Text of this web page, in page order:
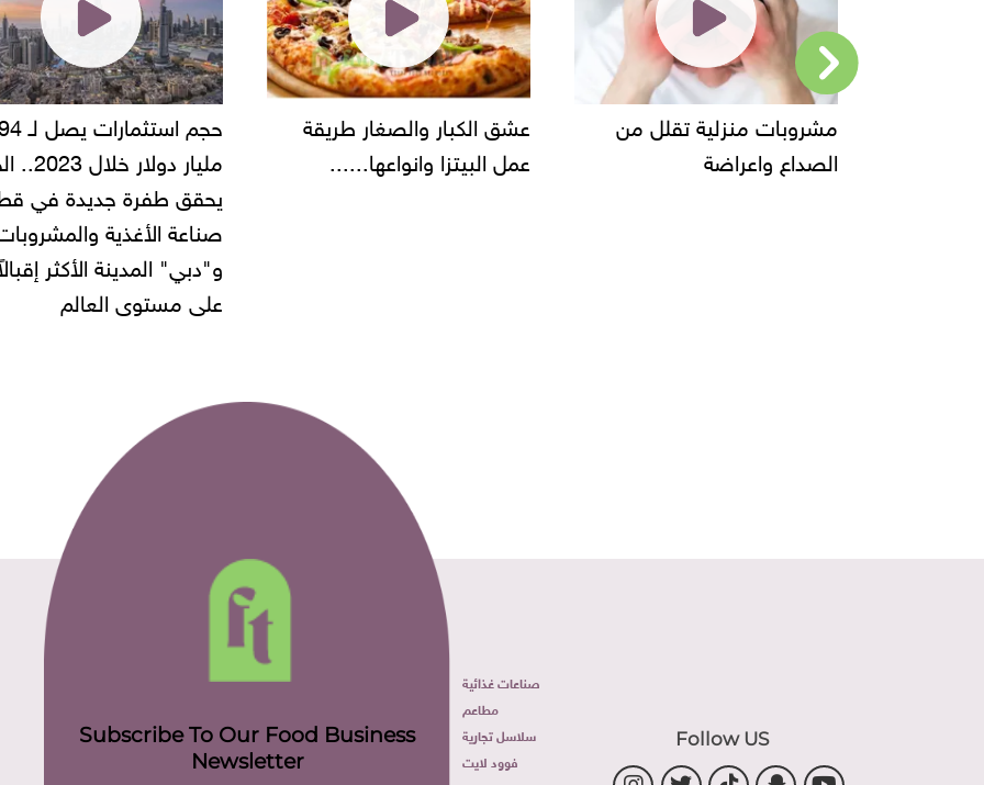
منزلية تقلل من
عشق الكبار والصغار طريقة
عمل البيتزا وانواعها......
حجم استثمارات يصل لـ 94
مليار دولار خلال 2023.. الخليج
يحقق طفرة جديدة في قطاع
صناعة الأغذية والمشروبات..
و"دبي" المدينة الأكثر إقبالاً
"أمن
شركة مطاعم
أموال
Follow US
صناعات غذائية
مطاعم
سلاسل تجارية
فوود لايت
Subscribe To Our Food Business
Newsletter